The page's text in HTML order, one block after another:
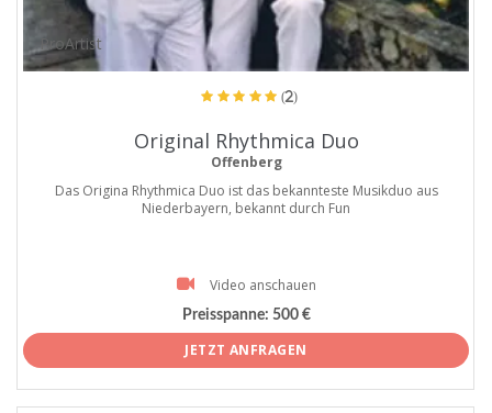
ProArtist
(2)
Original Rhythmica Duo
Offenberg
Das Origina Rhythmica Duo ist das bekannteste Musikduo aus
Niederbayern, bekannt durch Fun
Video anschauen
Preisspanne: 500 €
JETZT ANFRAGEN